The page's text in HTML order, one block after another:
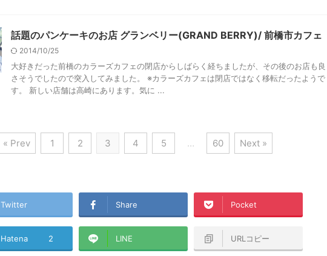
話題のパンケーキのお店 グランベリー(GRAND BERRY)/ 前橋市カフェ
2014/10/25
大好きだった前橋のカラーズカフェの閉店からしばらく経ちましたが、その後のお店も良
さそうでしたので突入してみました。 ※カラーズカフェは閉店ではなく移転だったようで
す。 新しい店舗は高崎にあります。気に ...
« Prev 1 2 3 4 5 … 60 Next »
Twitter Share Pocket
Hatena 2 LINE URLコピー